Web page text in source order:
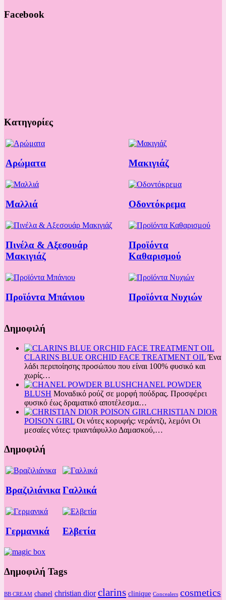
Facebook
Κατηγορίες
Αρώματα Μακιγιάζ
Μαλλιά Οδοντόκρεμα
Πινέλα & Αξεσουάρ
Μακιγιάζ
Προϊόντα
Καθαρισμού
Προϊόντα Μπάνιου Προϊόντα Νυχιών
Δημοφιλή
CLARINS BLUE ORCHID FACE TREATMENT OILΈνα
λάδι περιποίησης προσώπου που είναι 100% φυσικό και
χωρίς…
CHANEL POWDER
BLUSH Μοναδικό ρούζ σε μορφή πούδρας. Προσφέρει
φυσικό έως δραματικό αποτέλεσμα…
CHRISTIAN DIOR
POISON GIRL Οι νότες κορυφής: νεράντζι, λεμόνι Oι
μεσαίες νότες: τριαντάφυλλο Δαμασκού,…
Δημοφιλή
ΒραζιλιάνικαΓαλλικά
Γερμανικά Ελβετία
Δημοφιλή Tags
BB CREAM chanel christian dior clarins clinique Concealers cosmetics